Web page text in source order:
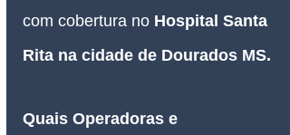
com cobertura no Hospital Santa
Rita na cidade de Dourados MS.
Quais Operadoras e